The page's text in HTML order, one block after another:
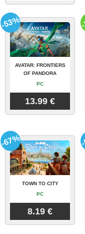
AVATAR: FRONTIERS
OF PANDORA
PC
13.99 €
-53%
TOWN TO CITY
PC
8.19 €
-67%